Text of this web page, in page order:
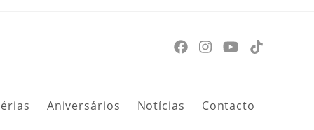
Aniversários Notícias Contacto